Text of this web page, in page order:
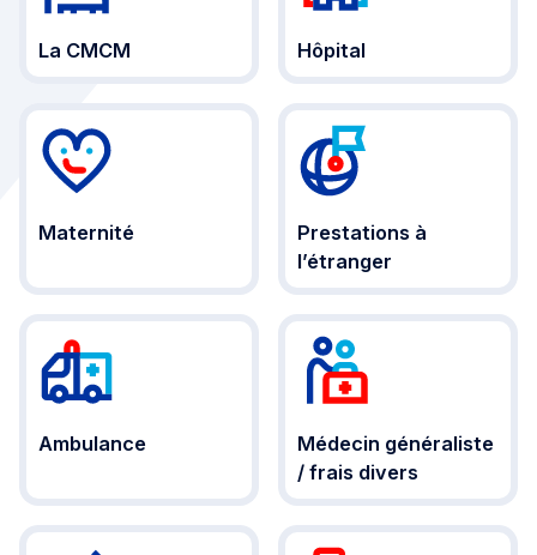
La CMCM Hôpital
Maternité
Prestations à
l’étranger
Ambulance
Médecin généraliste
/ frais divers